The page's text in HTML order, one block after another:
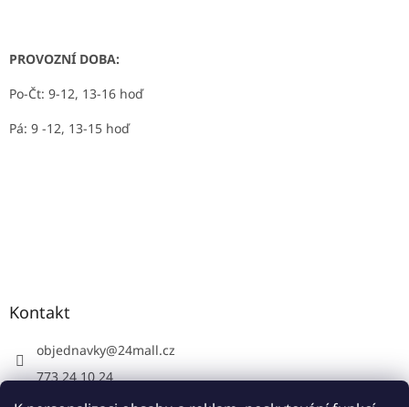
PROVOZNÍ DOBA:
Po-Čt: 9-12, 13-16 hoď
Pá: 9 -12, 13-15 hoď
Kontakt
objednavky@24mall.cz
773 24 10 24
https://www.facebook.com/24krby